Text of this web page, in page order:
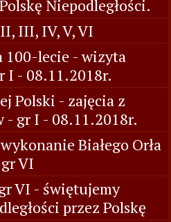
Niepodległości.
III, IV, V, VI
100-lecie - wizyta
I - 08.11.2018r.
Polski - zajęcia z
- gr I - 08.11.2018r.
Białego Orła
VI
VI - świętujemy
przez Polskę